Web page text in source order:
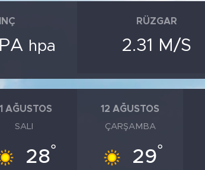
hpa
RÜZGAR
2.31 M/S
AĞUSTOS
SALI
28°
12 AĞUSTOS
ÇARŞAMBA
29°